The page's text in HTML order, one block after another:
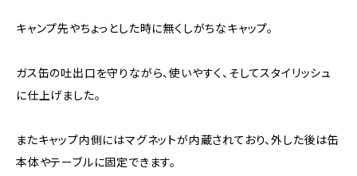
キャンプ先やちょっとした時に無くしがちなキャップ。
ガス缶の吐出口を守りながら、使いやすく、そしてスタイリッシュ
に仕上げました。
またキャップ内側にはマグネットが内蔵されており、外した後は缶
本体やテーブルに固定できます。